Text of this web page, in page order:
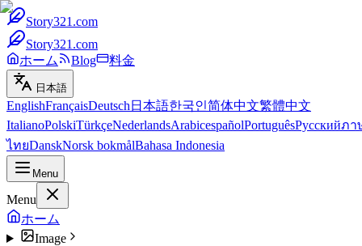
Story321.com
Story321.com
ホーム
Blog 料金
日本語
EnglishFrançaisDeutsch 日本語한국인简体中文繁體中文
ItalianoPolskiTürkçeNederlandsArabicespañolPortuguêsРусскийภา
ไทยDanskNorsk bokmålBahasa Indonesia
Menu
Menu
ホーム
Image